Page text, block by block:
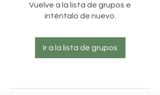
Vuelve a la lista de grupos e
inténtalo de nuevo.
Ir a la lista de grupos